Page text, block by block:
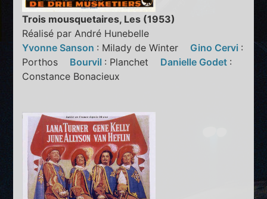
Trois mousquetaires, Les (1953)
Réalisé par André Hunebelle
Yvonne Sanson : Milady de Winter Gino Cervi :
Porthos Bourvil : Planchet Danielle Godet :
Constance Bonacieux